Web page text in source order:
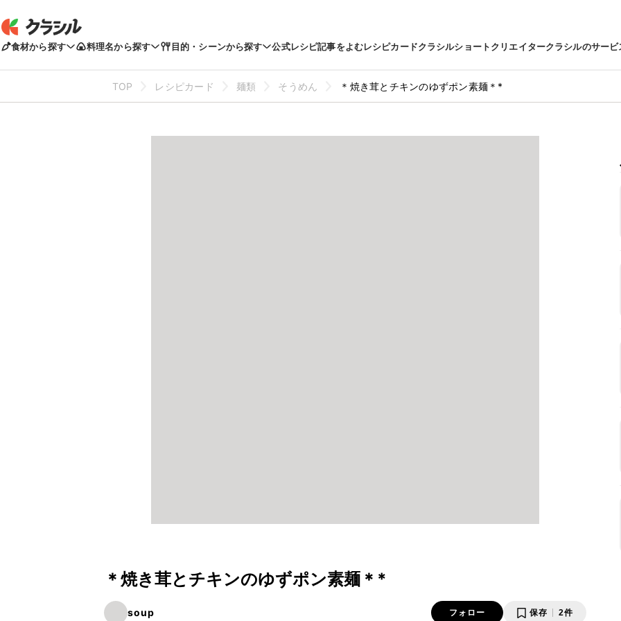
食材から探す 料理名から探す 目的・シーンから探す 公式レシピ記事をよむレシピカードクラシルショートクリエイタークラシルのサービ
TOP レシピカード 麺類 そうめん ＊焼き茸とチキンのゆずポン素麺＊*
＊焼き茸とチキンのゆずポン素麺＊*
soup フォロー 保存 2件